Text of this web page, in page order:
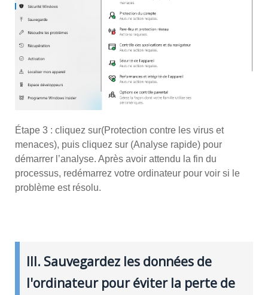
Étape 3 : cliquez sur(Protection contre les virus et
menaces), puis cliquez sur (Analyse rapide) pour
démarrer l’analyse. Après avoir attendu la fin du
processus, redémarrez votre ordinateur pour voir si le
problème est résolu.
III. Sauvegardez les données de
l'ordinateur pour éviter la perte de